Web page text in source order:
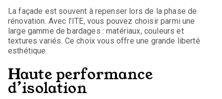
La façade est souvent à repenser lors de la phase de
rénovation. Avec l’ITE, vous pouvez choisir parmi une
large gamme de bardages : matériaux, couleurs et
textures variés. Ce choix vous offre une grande liberté
esthétique.
Haute performance
d’isolation